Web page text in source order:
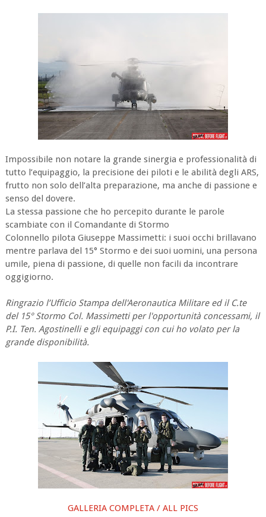
Impossibile non notare la grande sinergia e professionalità di
tutto l’equipaggio, la precisione dei piloti e le abilità degli ARS,
frutto non solo dell’alta preparazione, ma anche di passione e
senso del dovere.
La stessa passione che ho percepito durante le parole
scambiate con il Comandante di Stormo
Colonnello pilota Giuseppe Massimetti: i suoi occhi brillavano
mentre parlava del 15° Stormo e dei suoi uomini, una persona
umile, piena di passione, di quelle non facili da incontrare
oggigiorno.
Ringrazio l’Ufficio Stampa dell'Aeronautica Militare ed il C.te
del 15° Stormo Col. Massimetti per l'opportunità concessami, il
P.I. Ten. Agostinelli e gli equipaggi con cui ho volato per la
grande disponibilità.
GALLERIA COMPLETA / ALL PICS